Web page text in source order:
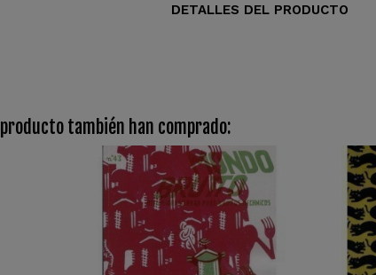
DETALLES DEL PRODUCTO
también han comprado: